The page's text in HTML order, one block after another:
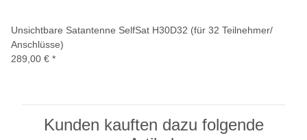
Unsichtbare Satantenne SelfSat H30D32 (für 32 Teilnehmer/
Anschlüsse)
289,00 € *
Kunden kauften dazu folgende